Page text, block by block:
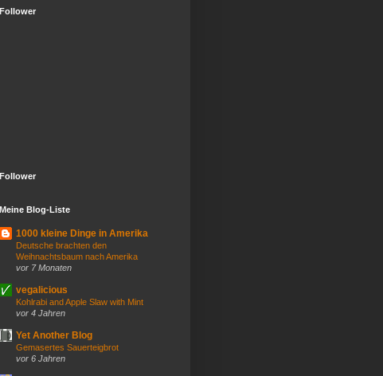
Follower
Follower
Meine Blog-Liste
1000 kleine Dinge in Amerika
Deutsche brachten den
Weihnachtsbaum nach Amerika
vor 7 Monaten
vegalicious
Kohlrabi and Apple Slaw with Mint
vor 4 Jahren
Yet Another Blog
Gemasertes Sauerteigbrot
vor 6 Jahren